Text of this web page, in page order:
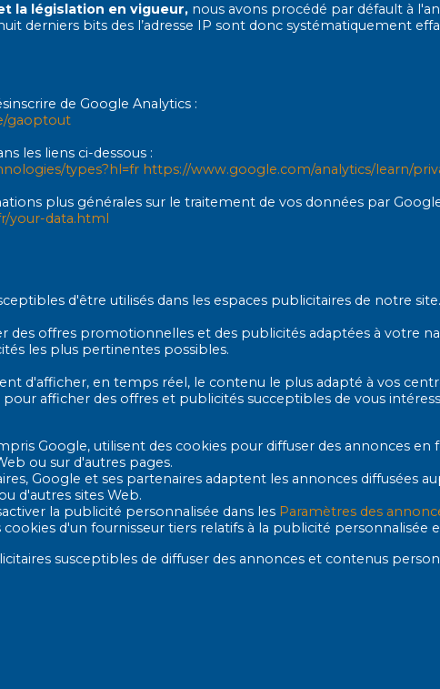
la législation en vigueur, nous avons procédé par défault à
derniers bits des l’adresse IP sont donc systématiquement
de Google Analytics :
gaoptout
les liens ci-dessous :
types?hl=fr https://www.google.com/analytics/learn/
plus générales sur le traitement de vos données par
your-data.html
d'être utilisés dans les espaces publicitaires de notre site.
des offres promotionnelles et des publicités adaptées à votre
les plus pertinentes possibles.
d'afficher, en temps réel, le contenu le plus adapté à vos
pour afficher des offres et publicités succeptibles de vous
Google, utilisent des cookies pour diffuser des annonces en
ou sur d'autres pages.
Google et ses partenaires adaptent les annonces diffusées
d'autres sites Web.
la publicité personnalisée dans les Paramètres des
cookies d'un fournisseur tiers relatifs à la publicité personnalisée
susceptibles de diffuser des annonces et contenus